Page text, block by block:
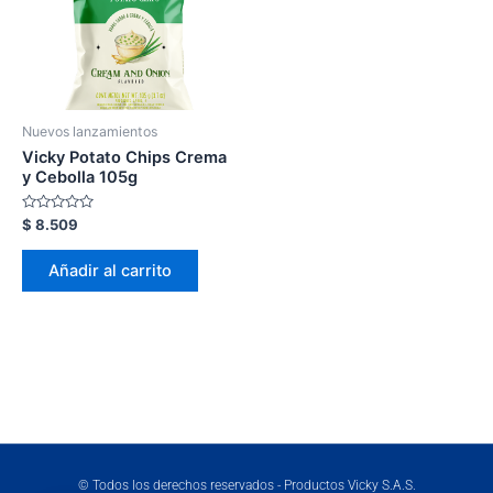
Nuevos lanzamientos
Vicky Potato Chips Crema
y Cebolla 105g
Valorado
en
0
$ 8.509
Añadir al carrito
© Todos los derechos reservados - Productos Vicky S.A.S.